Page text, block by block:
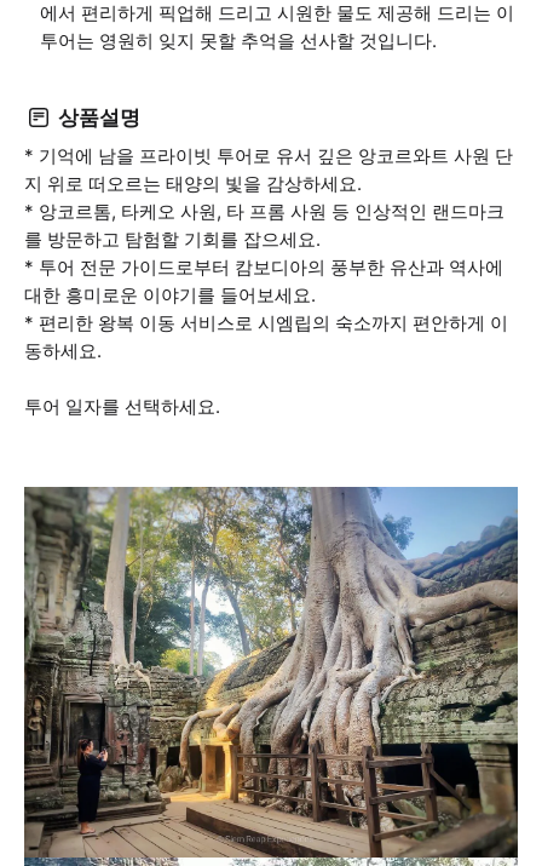
에서 편리하게 픽업해 드리고 시원한 물도 제공해 드리는 이
투어는 영원히 잊지 못할 추억을 선사할 것입니다.
상품설명
* 기억에 남을 프라이빗 투어로 유서 깊은 앙코르와트 사원 단
지 위로 떠오르는 태양의 빛을 감상하세요.
* 앙코르톰, 타케오 사원, 타 프롬 사원 등 인상적인 랜드마크
를 방문하고 탐험할 기회를 잡으세요.
* 투어 전문 가이드로부터 캄보디아의 풍부한 유산과 역사에
대한 흥미로운 이야기를 들어보세요.
* 편리한 왕복 이동 서비스로 시엠립의 숙소까지 편안하게 이
동하세요.
투어 일자를 선택하세요.